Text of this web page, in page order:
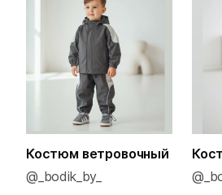
Костюм ветровочный
@_bodik_by_